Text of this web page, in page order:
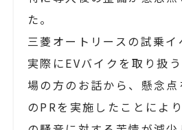
た。
三菱オートリースの試乗イ
実際にEVバイクを取り扱
場の方のお話から、懸念
のPRを実施したことによ